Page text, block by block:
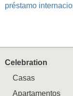
préstamo
Celebration
Casas
Apartamentos